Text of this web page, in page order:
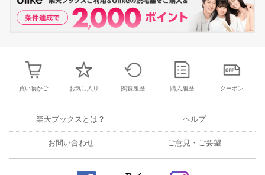
買い物かご お気に入り 閲覧履歴 購入履歴 クーポン
楽天ブックスとは？ ヘルプ
お問い合わせ ご意見・ご要望